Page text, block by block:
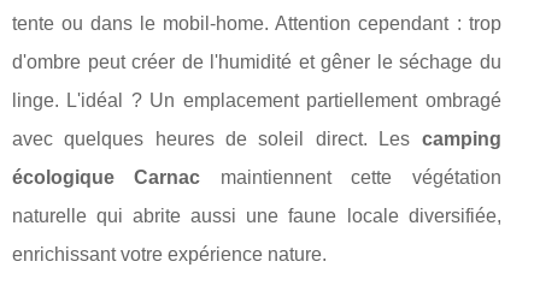
tente ou dans le mobil-home. Attention cependant : trop
d'ombre peut créer de l'humidité et gêner le séchage du
linge. L'idéal ? Un emplacement partiellement ombragé
avec quelques heures de soleil direct. Les camping
écologique Carnac maintiennent cette végétation
naturelle qui abrite aussi une faune locale diversifiée,
enrichissant votre expérience nature.